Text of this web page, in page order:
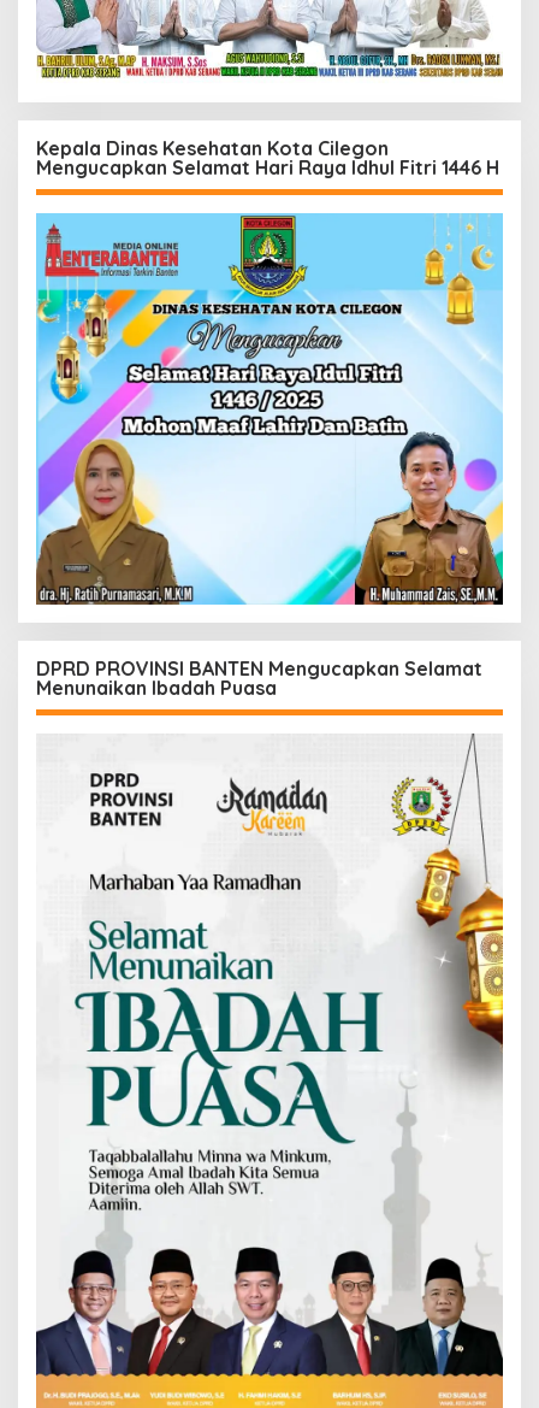
Kepala Dinas Kesehatan Kota Cilegon
Mengucapkan Selamat Hari Raya Idhul Fitri 1446 H
DPRD PROVINSI BANTEN Mengucapkan Selamat
Menunaikan Ibadah Puasa